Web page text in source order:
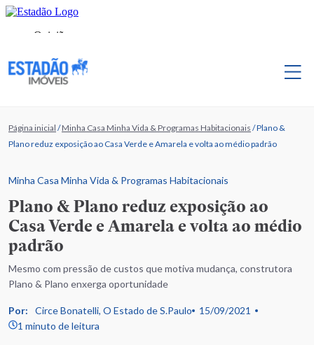
Página inicial /Minha Casa Minha Vida & Programas Habitacionais /Plano &
Plano reduz exposição ao Casa Verde e Amarela e volta ao médio padrão
Minha Casa Minha Vida & Programas Habitacionais
Plano & Plano reduz exposição ao
Casa Verde e Amarela e volta ao médio
padrão
Mesmo com pressão de custos que motiva mudança, construtora
Plano & Plano enxerga oportunidade
Por: Circe Bonatelli, O Estado de S.Paulo
15/09/2021
1 minuto de leitura